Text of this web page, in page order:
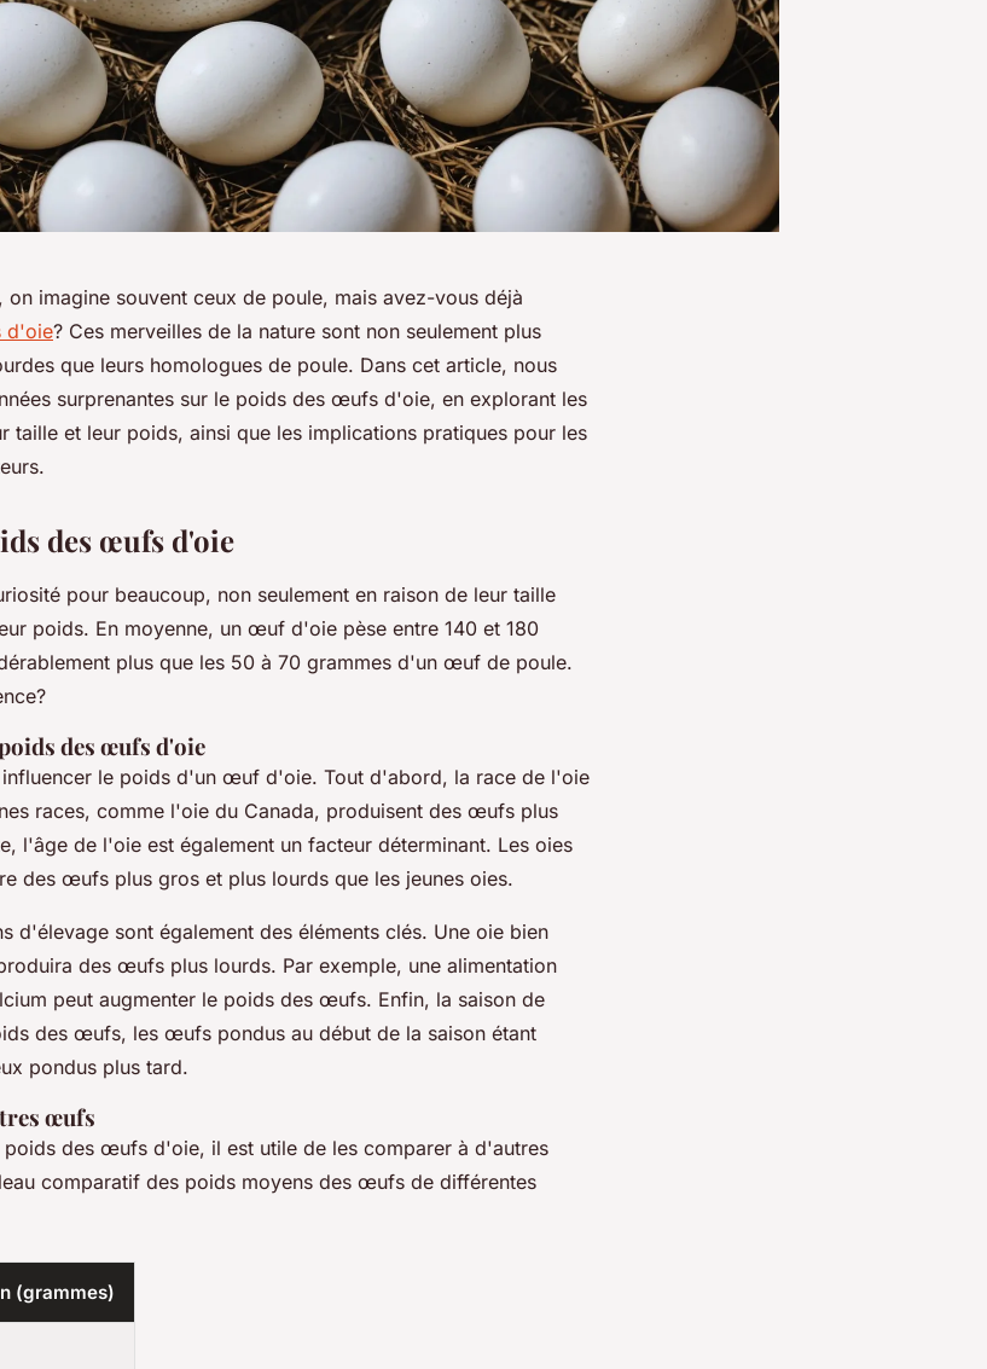
imagine souvent ceux de poule, mais avez-vous déjà
? Ces merveilles de la nature sont non seulement plus
que leurs homologues de poule. Dans cet article, nous
surprenantes sur le poids des œufs d'oie, en explorant les
taille et leur poids, ainsi que les implications pratiques pour les
des œufs d'oie
pour beaucoup, non seulement en raison de leur taille
poids. En moyenne, un œuf d'oie pèse entre 140 et 180
plus que les 50 à 70 grammes d'un œuf de poule.
des œufs d'oie
influencer le poids d'un œuf d'oie. Tout d'abord, la race de l'oie
races, comme l'oie du Canada, produisent des œufs plus
l'âge de l'oie est également un facteur déterminant. Les oies
des œufs plus gros et plus lourds que les jeunes oies.
d'élevage sont également des éléments clés. Une oie bien
des œufs plus lourds. Par exemple, une alimentation
peut augmenter le poids des œufs. Enfin, la saison de
des œufs, les œufs pondus au début de la saison étant
pondus plus tard.
œufs
poids des œufs d'oie, il est utile de les comparer à d'autres
comparatif des poids moyens des œufs de différentes
(grammes)